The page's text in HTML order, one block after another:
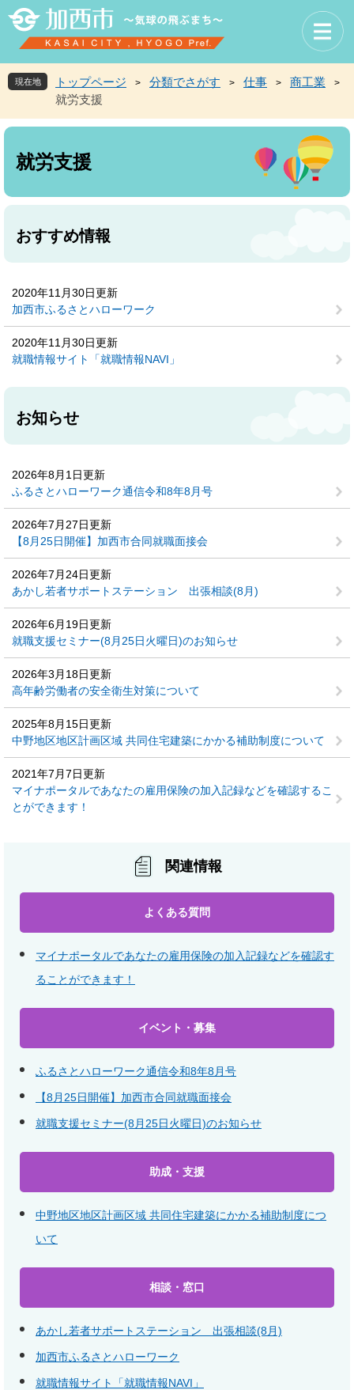
先
頭
す
を
飛
し
へ
現在地 トップページ > 分類でさがす > 仕事 > 商工業 >
就労支援
本
就労支援
おすすめ情報
2020年11月30日更新
加西市ふるさとハローワーク
2020年11月30日更新
就職情報サイト「就職情報NAVI」
お知らせ
2026年8月1日更新
ふるさとハローワーク通信令和8年8月号
2026年7月27日更新
【8月25日開催】加西市合同就職面接会
2026年7月24日更新
あかし若者サポートステーション 出張相談(8月)
2026年6月19日更新
就職支援セミナー(8月25日火曜日)のお知らせ
2026年3月18日更新
高年齢労働者の安全衛生対策について
2025年8月15日更新
中野地区地区計画区域 共同住宅建築にかかる補助制度について
2021年7月7日更新
マイナポータルであなたの雇用保険の加入記録などを確認するこ
とができます！
関連情報
よくある質問
マイナポータルであなたの雇用保険の加入記録などを確認す
ることができます！
イベント・募集
ふるさとハローワーク通信令和8年8月号
【8月25日開催】加西市合同就職面接会
就職支援セミナー(8月25日火曜日)のお知らせ
助成・支援
中野地区地区計画区域 共同住宅建築にかかる補助制度につ
いて
相談・窓口
あかし若者サポートステーション 出張相談(8月)
加西市ふるさとハローワーク
就職情報サイト「就職情報NAVI」